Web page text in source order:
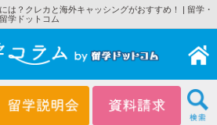
は？クレカと海外キャッシングがおすすめ！ | 留学・
学ドットコム